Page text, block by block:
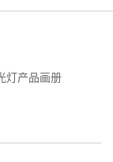
灯产品画册